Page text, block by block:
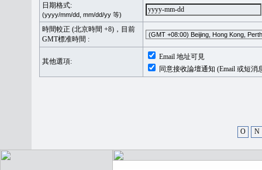
日期格式:
(yyyy/mm/dd, mm/dd/yy 等)
時間較正 (北京時間 +8)，目前
GMT標准時間 :
其他選項:
Email 地址可見
同意接收論壇通知 (Email 或短消
O N